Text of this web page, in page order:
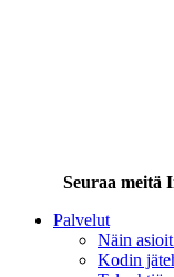
Seuraa meitä
Palvelut
Näin
Kodin